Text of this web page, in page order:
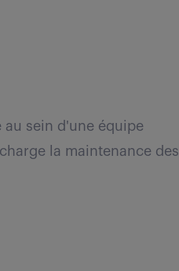
au sein d'une équipe
la maintenance des